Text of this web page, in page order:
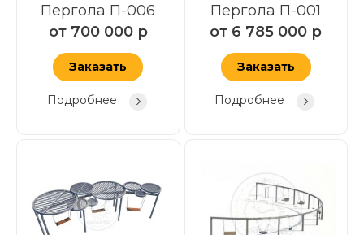
Пергола П-006
от 700 000 р
Заказать
Подробнее
Пергола П-001
от 6 785 000 р
Заказать
Подробнее